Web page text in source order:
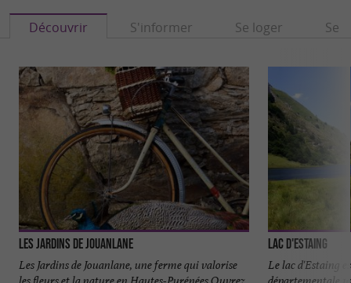
Découvrir S'informer Se loger Se
Les Jardins de Jouanlane
Les Jardins de Jouanlane, une ferme qui valorise
Lac d'Estaing
Le lac d'Estaing